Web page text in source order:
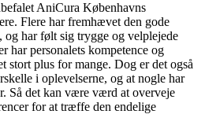
AniCura Københavns
Flere har fremhævet den gode
og har følt sig trygge og velplejede
har personalets kompetence og
stort plus for mange. Dog er det også
i oplevelserne, og at nogle har
Så det kan være værd at overveje
for at træffe den endelige